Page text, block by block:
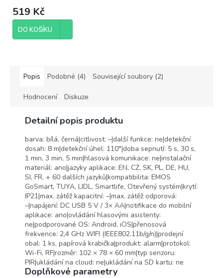
519 Kč
DO KOŠÍKU
Popis Podobné (4) Související soubory (2)
Hodnocení Diskuze
Detailní popis produktu
barva: bílá, černá|citlivost: –|další funkce: ne|detekční
dosah: 8 m|detekční úhel: 110°|doba sepnutí: 5 s, 30 s,
1 min, 3 min, 5 min|hlasová komunikace: ne|instalační
materiál: ano|jazyky aplikace: EN, CZ, SK, PL, DE, HU,
SI, FR, + 60 dalších jazyků|kompatibilita: EMOS
GoSmart, TUYA, LIDL, Smartlife, Otevřený systém|krytí:
IP21|max. zátěž kapacitní: –|max. zátěž odporová:
–|napájení: DC USB 5 V / 3× AA|notifikace do mobilní
aplikace: ano|ovládání hlasovými asistenty:
ne|podporované OS: Android, iOS|přenosová
frekvence: 2,4 GHz WIFI (IEEE802.11b/g/n)|prodejní
obal: 1 ks, papírová krabička|produkt: alarm|protokol:
Wi-Fi, RF|rozměr: 102 × 78 × 60 mm|typ senzoru:
PIR|ukládání na cloud: ne|ukládání na SD kartu: ne
Doplňkové parametry